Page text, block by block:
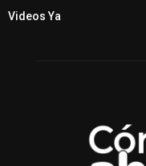
Videos Ya